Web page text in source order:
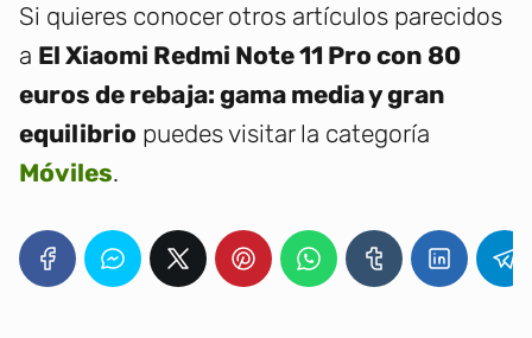
Si quieres conocer otros artículos parecidos
a El Xiaomi Redmi Note 11 Pro con 80
euros de rebaja: gama media y gran
equilibrio puedes visitar la categoría
Móviles.